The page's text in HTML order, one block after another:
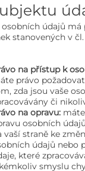
údajů má
stanovených v čl.
na přístup k
právo
zda jsou vaše
či
na opravu:
osobních
vaší straně ke
údajů nebo
které
smyslu